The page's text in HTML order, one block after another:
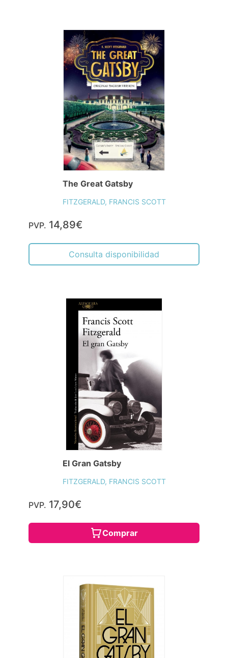
The Great Gatsby
FITZGERALD, FRANCIS SCOTT
PVP. 14,89€
Consulta disponibilidad
El Gran Gatsby
FITZGERALD, FRANCIS SCOTT
PVP. 17,90€
Comprar